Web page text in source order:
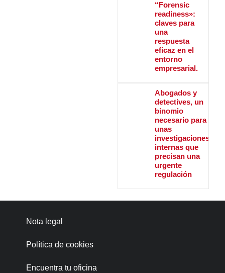
“Forensic
readiness»:
claves para
una
respuesta
eficaz en el
entorno
empresarial.
Abogados y
detectives, un
binomio
necesario para
unas
investigaciones
internas que
precisan una
urgente
regulación
Nota legal
Política de cookies
Encuentra tu oficina